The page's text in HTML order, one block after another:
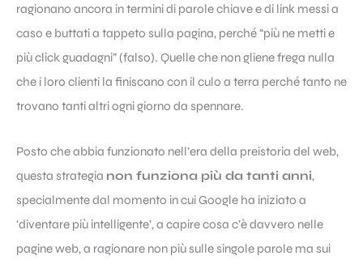
ragionano ancora in termini di parole chiave e di link messi a
caso e buttati a tappeto sulla pagina, perché “più ne metti e
più click guadagni” (falso). Quelle che non gliene frega nulla
che i loro clienti la finiscano con il culo a terra perché tanto ne
trovano tanti altri ogni giorno da spennare.
Posto che abbia funzionato nell’era della preistoria del web,
questa strategia non funziona più da tanti anni,
specialmente dal momento in cui Google ha iniziato a
‘diventare più intelligente’, a capire cosa c’è davvero nelle
pagine web, a ragionare non più sulle singole parole ma sui